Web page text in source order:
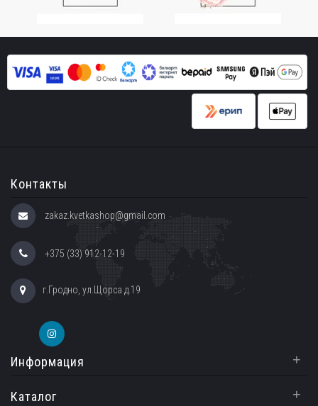
Контакты
zakaz.kvetkashop@gmail.com
+375 (33) 912-12-19
г.Гродно, ул.Щорса д.19
Информация +
Каталог +